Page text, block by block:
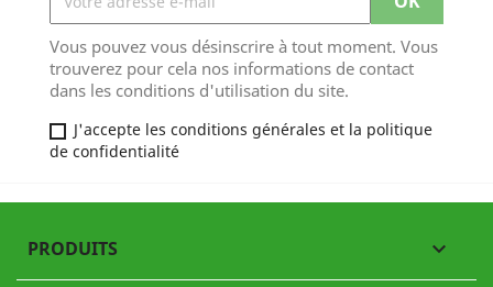
Vous pouvez vous désinscrire à tout moment. Vous
trouverez pour cela nos informations de contact
dans les conditions d'utilisation du site.
J'accepte les conditions générales et la politique
de confidentialité
PRODUITS 